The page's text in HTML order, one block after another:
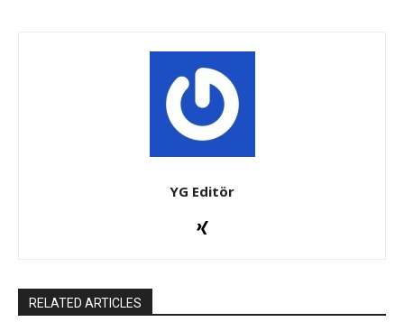
YG Editör
RELATED ARTICLES